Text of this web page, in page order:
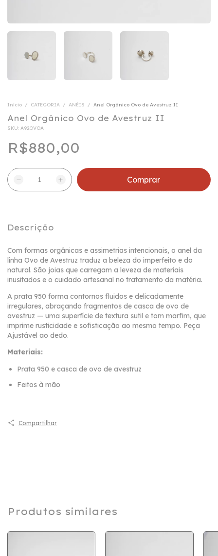
Início / CATEGORIA / ANÉIS / Anel Orgânico Ovo de Avestruz II
Anel Orgânico Ovo de Avestruz II
SKU: A92OVOA
R$880,00
Descrição
Com formas orgânicas e assimetrias intencionais, o anel da
linha Ovo de Avestruz traduz a beleza do imperfeito e do
natural. São joias que carregam a leveza de materiais
inusitados e o cuidado artesanal no tratamento da matéria.
A prata 950 forma contornos fluidos e delicadamente
irregulares, abraçando fragmentos de casca de ovo de
avestruz — uma superfície de textura sutil e tom marfim, que
imprime rusticidade e sofisticação ao mesmo tempo. Peça
Ajustável ao dedo.
Materiais:
Prata 950 e casca de ovo de avestruz
Feitos à mão
Compartilhar
Produtos similares